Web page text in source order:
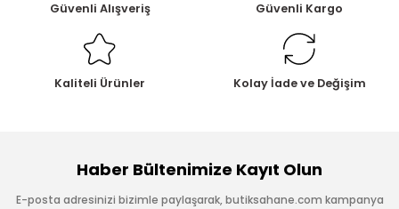
Güvenli Alışveriş Güvenli Kargo
Kaliteli Ürünler Kolay İade ve Değişim
Haber Bültenimize Kayıt Olun
E-posta adresinizi bizimle paylaşarak, butiksahane.com kampanya